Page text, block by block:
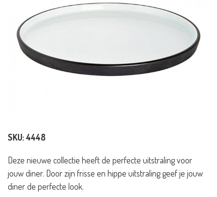
SKU:4448
Deze nieuwe collectie heeft de perfecte uitstraling voor
jouw diner. Door zijn frisse en hippe uitstraling geef je jouw
diner de perfecte look.